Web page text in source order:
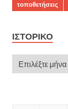
τοποθετήσεις
ΙΣΤΟΡΙΚΌ